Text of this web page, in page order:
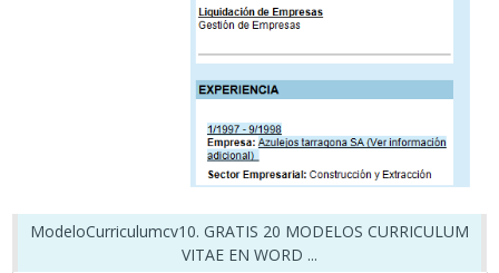
ModeloCurriculumcv10. GRATIS 20 MODELOS CURRICULUM
VITAE EN WORD ...